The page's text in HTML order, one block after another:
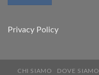
Privacy Policy
CHI SIAMO DOVE SIAMO